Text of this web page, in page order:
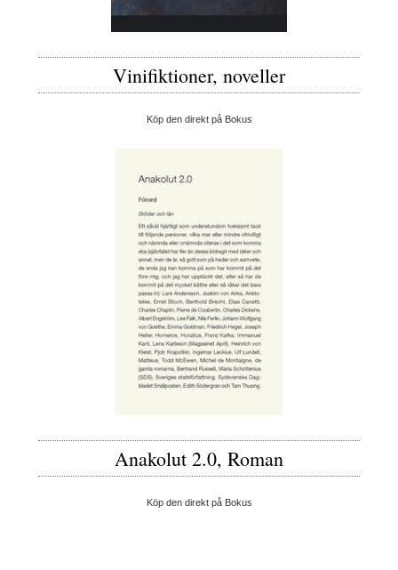
Vinifiktioner, noveller
Köp den direkt på Bokus
Anakolut 2.0, Roman
Köp den direkt på Bokus